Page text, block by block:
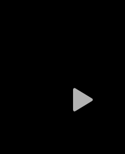
Play